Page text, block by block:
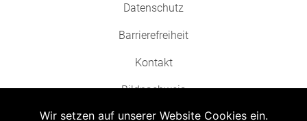
Datenschutz
Barrierefreiheit
Kontakt
Bildnachweis
Wir setzen auf unserer Website Cookies ein.